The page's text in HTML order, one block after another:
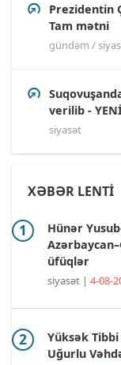
Prezidentin
Tam mətni
gündəm /
verilib -
siyasət
XƏBƏR LENTİ
Hünər
üfüqlər
siyasət | 4-08-
Yüksək
Uğurlu